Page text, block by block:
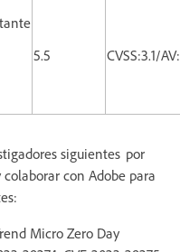
5.5
CVSS:3.1/
siguientes por
con Adobe para
Micro Zero Day